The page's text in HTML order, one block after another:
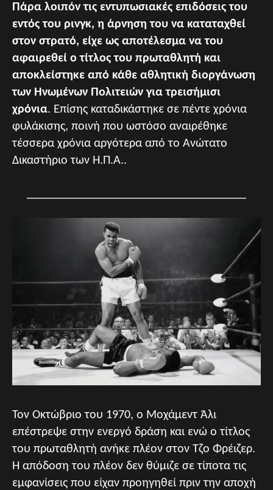
Πάρα λοιπόν τις εντυπωσιακές επιδόσεις του
εντός του ρινγκ, η άρνηση του να καταταχθεί
στον στρατό, είχε ως αποτέλεσμα να του
αφαιρεθεί ο τίτλος του πρωταθλητή και
αποκλείστηκε από κάθε αθλητική διοργάνωση
των Ηνωμένων Πολιτειών για τρεισήμισι
χρόνια. Επίσης καταδικάστηκε σε πέντε χρόνια
φυλάκισης, ποινή που ωστόσο αναιρέθηκε
τέσσερα χρόνια αργότερα από το Ανώτατο
Δικαστήριο των Η.Π.Α..
Τον Οκτώβριο του 1970, ο Μοχάμεντ Άλι
επέστρεψε στην ενεργό δράση και ενώ ο τίτλος
του πρωταθλητή ανήκε πλέον στον Τζο Φρέιζερ.
Η απόδοση του πλέον δεν θύμιζε σε τίποτα τις
εμφανίσεις που είχαν προηγηθεί πριν την αποχή